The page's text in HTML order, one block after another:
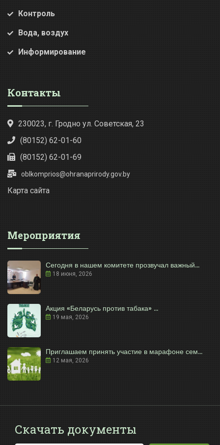
Контроль
Вода, воздух
Информирование
Контакты
230023, г. Гродно ул. Советская, 23
(80152) 62-01-60
(80152) 62-01-69
oblkomprios@ohranaprirody.gov.by
Карта сайта
Мероприятия
Сегодня в нашем комитете прозвучал важный...
18 июня, 2026
Акция «Беларусь против табака» ...
19 мая, 2026
Приглашаем принять участие в марафоне сем...
12 мая, 2026
Скачать документы